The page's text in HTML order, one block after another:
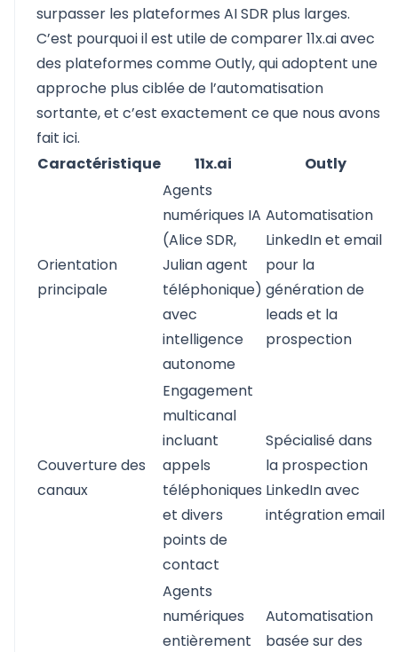
surpasser les plateformes AI SDR plus larges.
C’est pourquoi il est utile de comparer11x.aiavec
des plateformes commeOutly, qui adoptent une
approche plus ciblée de l’automatisation
sortante, et c’est exactement ce que nous avons
fait ici.
Caractéristique
11x.ai Outly
Orientation
principale
Agents
numériques IA
(Alice SDR,
Julian agent
téléphonique)
avec
intelligence
autonome
Automatisation
LinkedIn et email
pour la
génération de
leads et la
prospection
Couverture des
canaux
Engagement
multicanal
incluant
appels
téléphoniques
et divers
points de
contact
Spécialisé dans
la prospection
LinkedIn avec
intégration email
Agents
numériques
entièrement
Automatisation
basée sur des